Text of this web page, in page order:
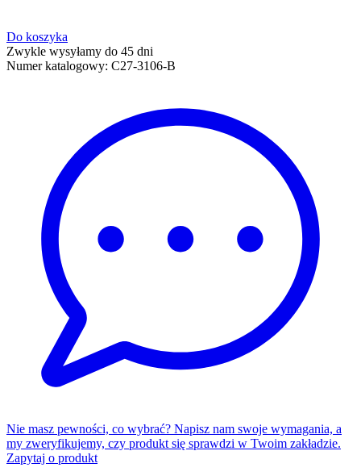
Do koszyka
Zwykle wysyłamy do 45 dni
Numer katalogowy: C27-3106-B
Nie masz pewności, co wybrać? Napisz nam swoje wymagania, a
my zweryfikujemy, czy produkt się sprawdzi w Twoim zakładzie.
Zapytaj o produkt